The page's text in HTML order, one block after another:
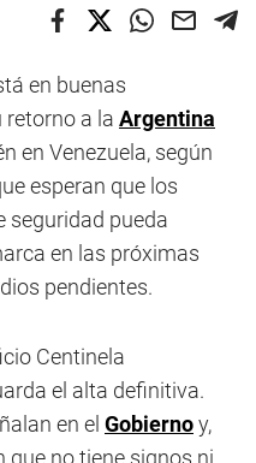
en buenas
retorno a la Argentina
en Venezuela, según
esperan que los
seguridad pueda
en las próximas
pendientes.
Centinela
el alta definitiva.
en el Gobiernoy,
no tiene signos ni